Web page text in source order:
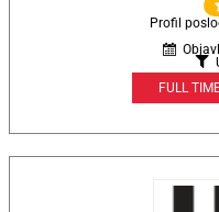
Profil
FULL